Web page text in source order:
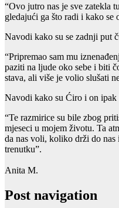
“Ovo jutro nas je sve zatekla
gledajući ga što radi i kako
Navodi kako su se zadnji put
“Pripremao sam mu
paziti na ljude oko sebe i biti
stava, ali više je volio slušati
Navodi kako su Ćiro i on ipak
“Te razmirice su bile zbog
mjeseci u mojem životu. Ta
da nas voli, koliko drži do
trenutku”.
Anita M.
Post navigation